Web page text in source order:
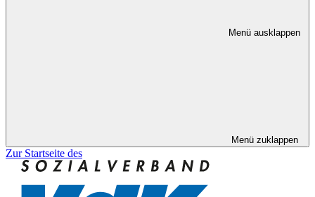
Menü ausklappen
Menü zuklappen
Zur Startseite des